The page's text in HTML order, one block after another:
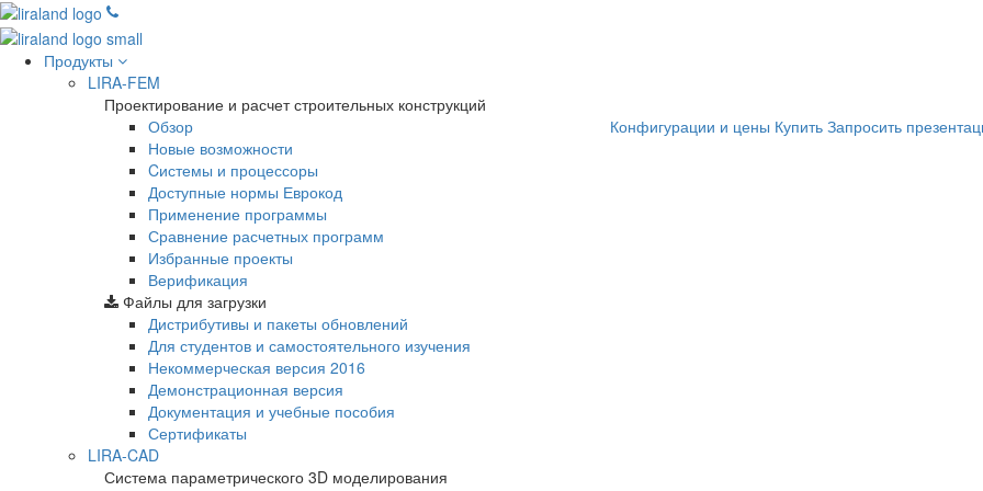
Продукты
LIRA-FEM
Проектирование и расчет строительных конструкций
Обзор
Новые возможности
Cистемы и процессоры
Доступные нормы Еврокод
Применение программы
Сравнение расчетных программ
Избранные проекты
Верификация
Конфигурации и цены Купить Запросить
Файлы для загрузки
Дистрибутивы и пакеты обновлений
Для студентов и самостоятельного изучения
Некоммерческая версия 2016
Демонстрационная версия
Документация и учебные пособия
Сертификаты
LIRA-CAD
Система параметрического 3D моделирования